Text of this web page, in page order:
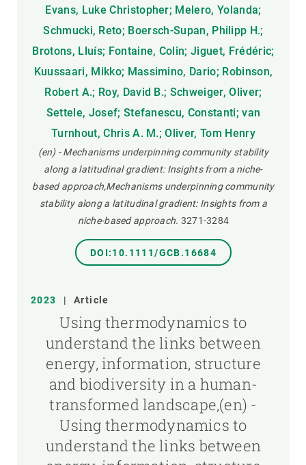
Evans, Luke Christopher; Melero, Yolanda;
Schmucki, Reto; Boersch-Supan, Philipp H.;
Brotons, Lluís; Fontaine, Colin; Jiguet, Frédéric;
Kuussaari, Mikko; Massimino, Dario; Robinson,
Robert A.; Roy, David B.; Schweiger, Oliver;
Settele, Josef; Stefanescu, Constanti; van
Turnhout, Chris A. M.; Oliver, Tom Henry
(en) - Mechanisms underpinning community stability
along a latitudinal gradient: Insights from a niche-
based approach,Mechanisms underpinning community
stability along a latitudinal gradient: Insights from a
niche-based approach. 3271-3284
DOI:10.1111/GCB.16684
2023 | Article
Using thermodynamics to
understand the links between
energy, information, structure
and biodiversity in a human-
transformed landscape,(en) -
Using thermodynamics to
understand the links between